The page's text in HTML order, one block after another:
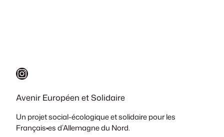
Instagram
Avenir Européen et Solidaire
Un projet social-écologique et solidaire pour les
Français•es d’Allemagne du Nord.